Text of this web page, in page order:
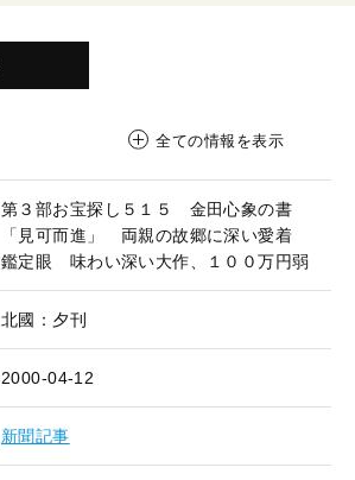
全ての情報を表示
第３部お宝探し５１５ 金田心象の書
「見可而進」 両親の故郷に深い愛着
鑑定眼 味わい深い大作、１００万円弱
北國：夕刊
2000-04-12
新聞記事